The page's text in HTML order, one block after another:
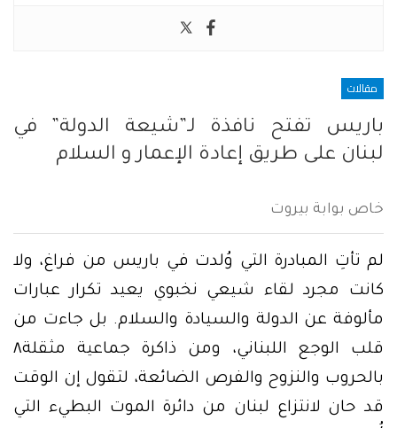
مقالات
باريس تفتح نافذة لـ”شيعة الدولة” في
لبنان على طريق إعادة الإعمار و السلام
خاص بوابة بيروت
لم تأتِ المبادرة التي وُلدت في باريس من فراغ، ولا
كانت مجرد لقاء شيعي نخبوي يعيد تكرار عبارات
مألوفة عن الدولة والسيادة والسلام. بل جاءت من
قلب الوجع اللبناني، ومن ذاكرة جماعية مثقلة٨
بالحروب والنزوح والفرص الضائعة، لتقول إن الوقت
قد حان لانتزاع لبنان من دائرة الموت البطيء التي